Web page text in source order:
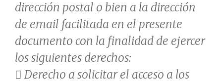
dirección postal o bien a la dirección
de email facilitada en el presente
documento con la finalidad de ejercer
los siguientes derechos:
 Derecho a solicitar el acceso a los